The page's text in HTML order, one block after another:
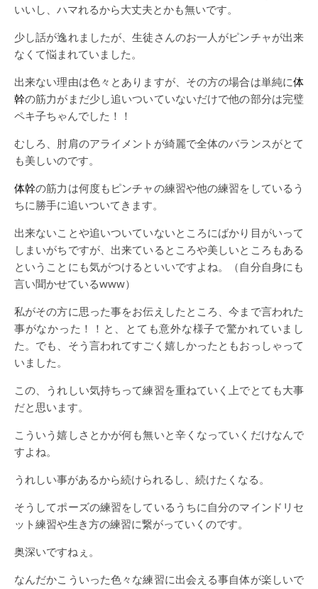
いいし、ハマれるから大丈夫とかも無いです。
少し話が逸れましたが、生徒さんのお一人がピンチャが出来
なくて悩まれていました。
出来ない理由は色々とありますが、その方の場合は単純に体
幹の筋力がまだ少し追いついていないだけで他の部分は完璧
ペキ子ちゃんでした！！
むしろ、肘肩のアライメントが綺麗で全体のバランスがとて
も美しいのです。
体幹の筋力は何度もピンチャの練習や他の練習をしているう
ちに勝手に追いついてきます。
出来ないことや追いついていないところにばかり目がいって
しまいがちですが、出来ているところや美しいところもある
ということにも気がつけるといいですよね。（自分自身にも
言い聞かせているwww）
私がその方に思った事をお伝えしたところ、今まで言われた
事がなかった！！と、とても意外な様子で驚かれていまし
た。でも、そう言われてすごく嬉しかったともおっしゃって
いました。
この、うれしい気持ちって練習を重ねていく上でとても大事
だと思います。
こういう嬉しさとかが何も無いと辛くなっていくだけなんで
すよね。
うれしい事があるから続けられるし、続けたくなる。
そうしてポーズの練習をしているうちに自分のマインドリセ
ット練習や生き方の練習に繋がっていくのです。
奥深いですねぇ。
なんだかこういった色々な練習に出会える事自体が楽しいで